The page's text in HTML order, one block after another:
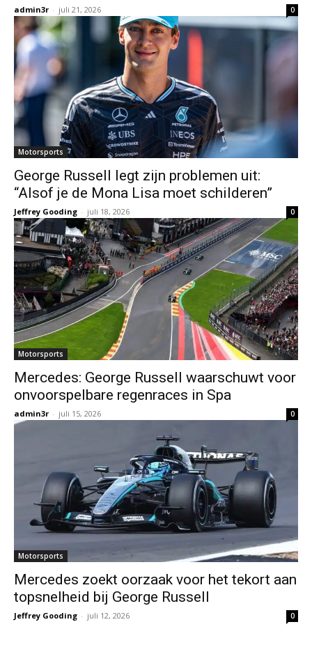
admin3r - juli 21, 2026 0
Motorsports
George Russell legt zijn problemen uit:
“Alsof je de Mona Lisa moet schilderen”
Jeffrey Gooding - juli 18, 2026 0
Motorsports
Mercedes: George Russell waarschuwt voor
onvoorspelbare regenraces in Spa
admin3r - juli 15, 2026 0
Motorsports
Mercedes zoekt oorzaak voor het tekort aan
topsnelheid bij George Russell
Jeffrey Gooding - juli 12, 2026 0